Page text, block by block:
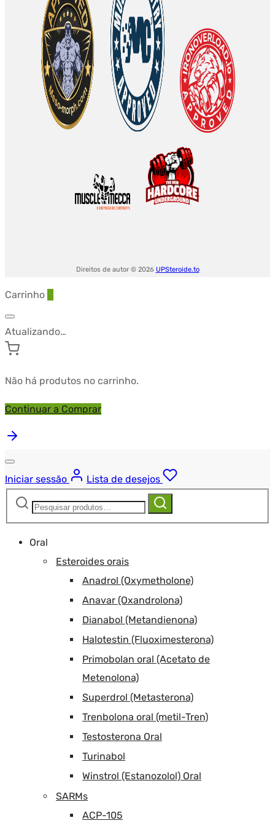
Direitos de autor © 2026 UPSteroide.to
Carrinho
Atualizando…
Não há produtos no carrinho.
Continuar a Comprar
Iniciar sessão
Lista de desejos
Pesquisar
Pesquisa
Oral
Esteroides orais
Anadrol (Oxymetholone)
Anavar (Oxandrolona)
Dianabol (Metandienona)
Halotestin (Fluoximesterona)
Primobolan oral (Acetato de
Metenolona)
Superdrol (Metasterona)
Trenbolona oral (metil-Tren)
Testosterona Oral
Turinabol
Winstrol (Estanozolol) Oral
SARMs
ACP-105